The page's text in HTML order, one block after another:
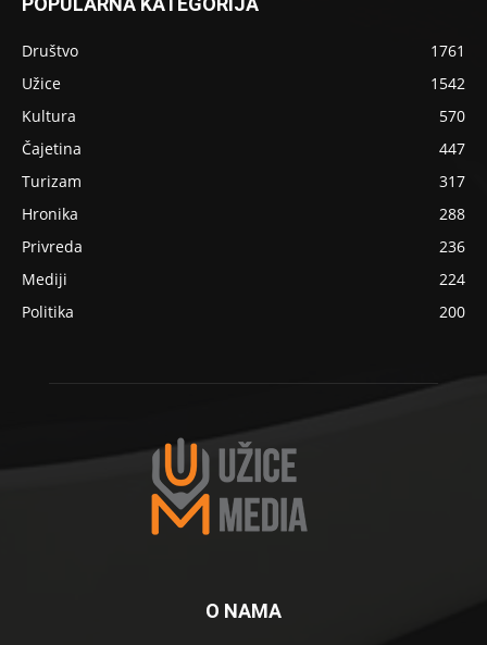
Društvo
1761
Užice
1542
Kultura
570
Čajetina
447
Turizam
317
Hronika
288
Privreda
236
Mediji
224
Politika
200
O NAMA